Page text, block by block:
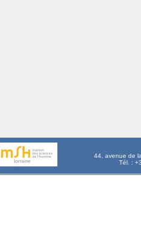
44, avenue de
Tél. :